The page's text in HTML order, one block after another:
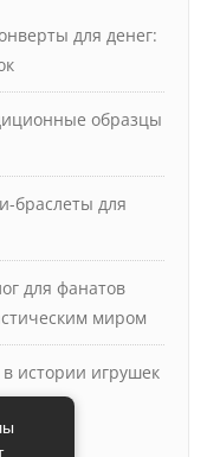
для денег:
образцы
браслеты для
для фанатов
миром
истории игрушек